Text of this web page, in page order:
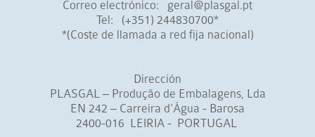
Correo electrónico: geral@plasgal.pt
Tel: (+351) 244830700*
*(Coste de llamada a red fija nacional)
Dirección
PLASGAL – Produção de Embalagens, Lda
EN 242 – Carreira d’Água - Barosa
2400-016 LEIRIA - PORTUGAL